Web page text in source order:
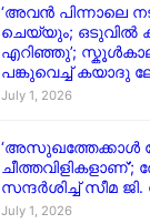
‘അവൻ പിന്നാലെ
ചെയ്യും; ഒടുവിൽ
എറിഞ്ഞു’;
പങ്കുവെച്ച് കയാദു
July 1, 2026
‘അസുഖത്തേക്കാൾ
സന്ദർശിച്ച് സീമ
July 1, 2026